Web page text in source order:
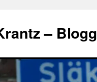
– Blogg